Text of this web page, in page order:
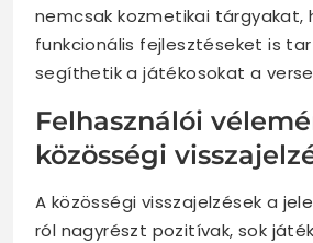
nemcsak kozmetikai tárgyakat,
funkcionális fejlesztéseket is
segíthetik a játékosokat a
Felhasználói
közösségi
A közösségi visszajelzések a
ról nagyrészt pozitívak, sok